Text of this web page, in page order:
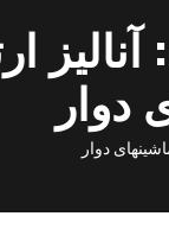
دوار
دوار